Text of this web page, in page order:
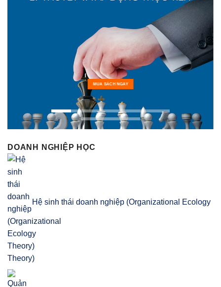
MUA SÁCH NGAY
DOANH NGHIỆP HỌC
Hệ sinh thái doanh nghiệp (Organizational Ecology
Theory)